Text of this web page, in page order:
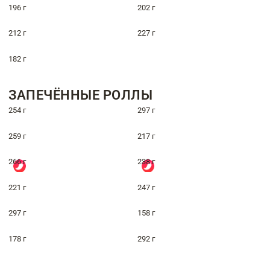
196 г 202 г
212 г 227 г
182 г
ЗАПЕЧЁННЫЕ РОЛЛЫ
254 г 297 г
259 г 217 г
266 г 238 г
221 г 247 г
297 г 158 г
178 г 292 г